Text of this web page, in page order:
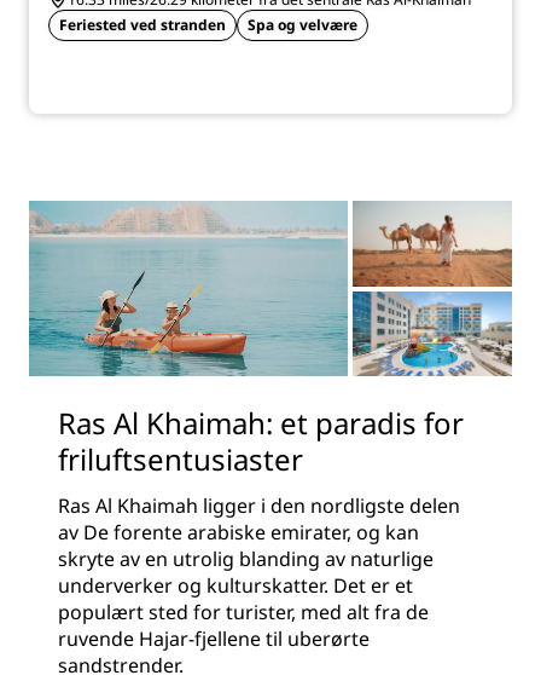
Feriested ved stranden
Spa og velvære
Ras Al Khaimah: et paradis for
friluftsentusiaster
Ras Al Khaimah ligger i den nordligste delen
av De forente arabiske emirater, og kan
skryte av en utrolig blanding av naturlige
underverker og kulturskatter. Det er et
populært sted for turister, med alt fra de
ruvende Hajar-fjellene til uberørte
sandstrender.